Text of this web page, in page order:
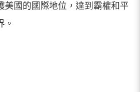
美國的國際地位，達到霸權和平
。